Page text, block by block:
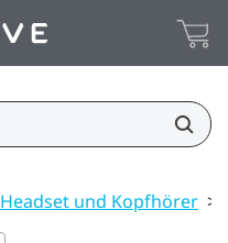
Headset und Kopfhörer >